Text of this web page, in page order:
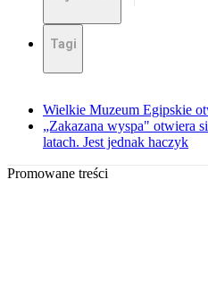
Tagi
Wielkie Muzeum Egipskie
„Zakazana wyspa" otwiera
latach. Jest jednak haczyk
Promowane treści